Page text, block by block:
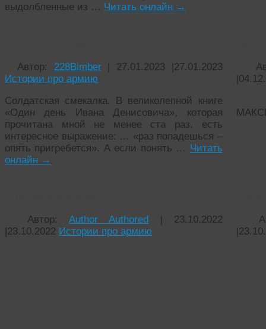
выдолбленные из … Читать онлайн →
Автор: 228Bimber | 27.01.2023 |27.01.2023
Истории про армию
Солдатская смекалка. В великолепной книге
«Один день Ивана Денисовича», которая
прочитана мной не менее ста раз, есть
интересное выражение: … «раз попадешься –
опять пригребется». А если понять … Читать
онлайн →
|
Автор:Author Authored
23.10.2022
23.10.2022 Истории про армию